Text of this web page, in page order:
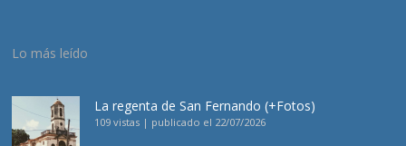
Lo más leído
La regenta de San Fernando (+Fotos)
109 vistas | publicado el 22/07/2026